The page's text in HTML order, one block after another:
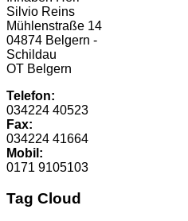
Silvio Reins
Mühlenstraße 14
04874 Belgern -
Schildau
OT Belgern
Telefon:
034224 40523
Fax:
034224 41664
Mobil:
0171 9105103
Tag Cloud